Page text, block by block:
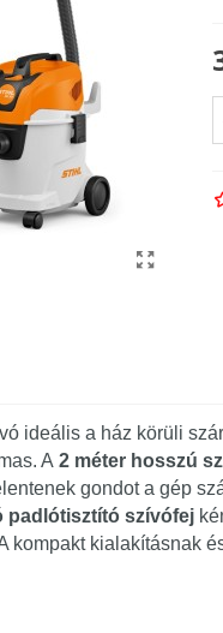
ideális a ház körüli
A 2 méter hosszú
gondot a gép
padlótisztító szívófej
kompakt kialakításnak